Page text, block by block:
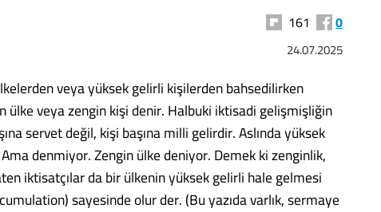
161 0
24.07.2025
veya yüksek gelirli kişilerden bahsedilirken
ülke veya zengin kişi denir. Halbuki iktisadi gelişmişliğin
servet değil, kişi başına milli gelirdir. Aslında yüksek
denmiyor. Zengin ülke deniyor. Demek ki zenginlik,
iktisatçılar da bir ülkenin yüksek gelirli hale gelmesi
sayesinde olur der. (Bu yazıda varlık, sermaye